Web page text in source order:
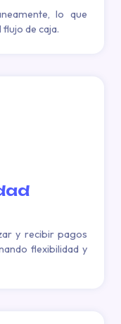
lo que
de caja.
y recibir pagos
flexibilidad y